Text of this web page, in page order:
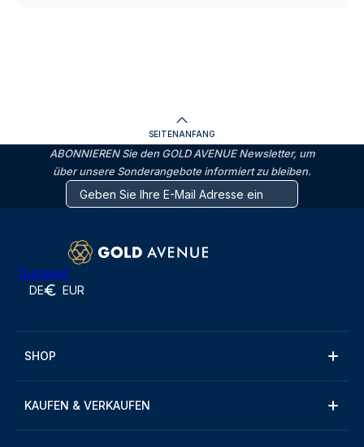
SEITENANFANG
ABONNIEREN Sie den GOLD AVENUE Newsletter, um
über unsere Sonderangebote informiert zu bleiben.
Trustpilot
DE EUR
SHOP
KAUFEN & VERKAUFEN